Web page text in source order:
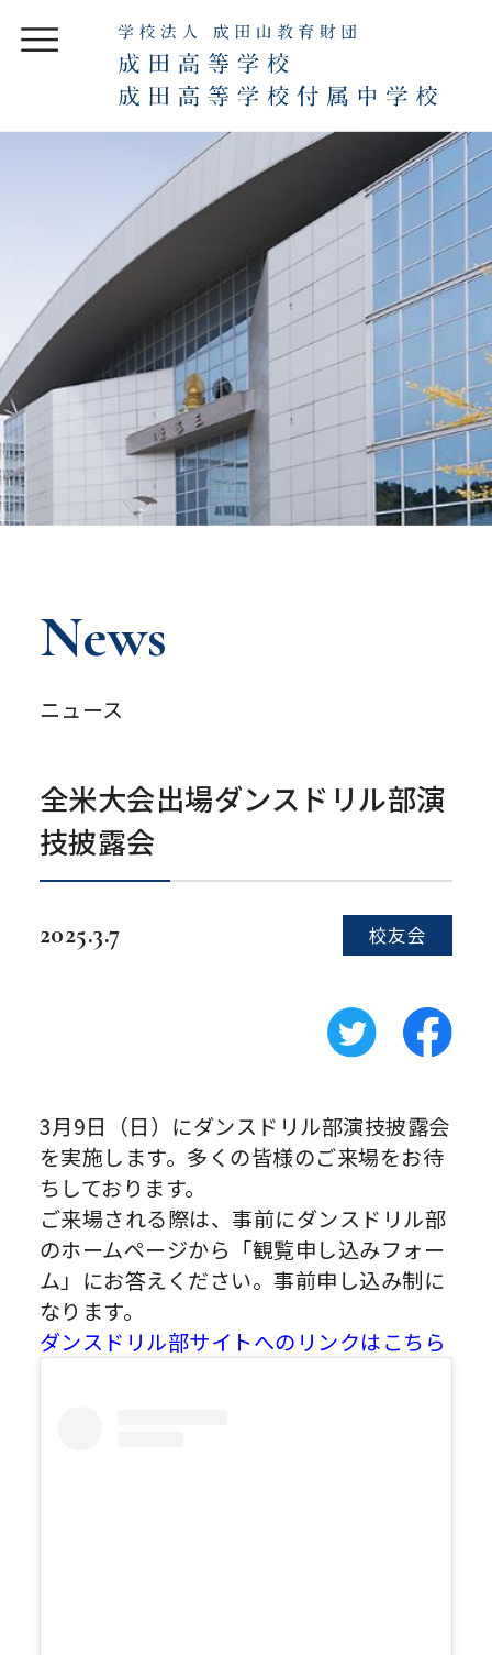
News
ニュース
全米大会出場ダンスドリル部演
技披露会
2025.3.7 校友会
3月9日（日）にダンスドリル部演技披露会
を実施します。多くの皆様のご来場をお待
ちしております。
ご来場される際は、事前にダンスドリル部
のホームページから「観覧申し込みフォー
ム」にお答えください。事前申し込み制に
なります。
ダンスドリル部サイトへのリンクはこちら